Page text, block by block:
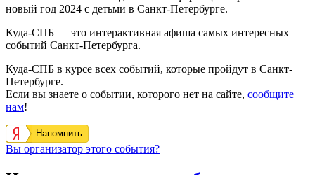
новый год 2024 с детьми в Санкт-Петербурге.
Куда-СПБ — это интерактивная афиша самых интересных
событий Санкт-Петербурга.
Куда-СПБ в курсе всех событий, которые пройдут в Санкт-
Петербурге.
Если вы знаете о событии, которого нет на сайте, сообщите
нам!
Напомнить
Вы организатор этого события?